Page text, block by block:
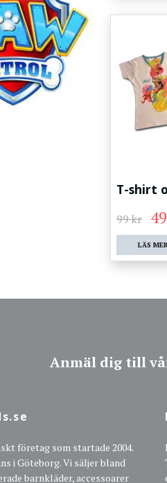
T-shirt
99 kr
LÄS MER
Anmäl dig till
företag som startade 2004.
i Göteborg. Vi säljer bland
barnkläder, accessoarer